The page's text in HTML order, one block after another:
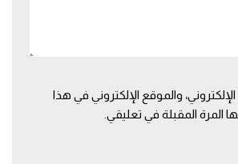
والموقع الإلكتروني في هذا
المرة المقبلة في تعليقي.